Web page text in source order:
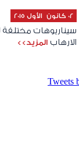
02 كانون الأول 2015
سيناريوهات مختلفة
الارهاب المزيد>>
Tweets